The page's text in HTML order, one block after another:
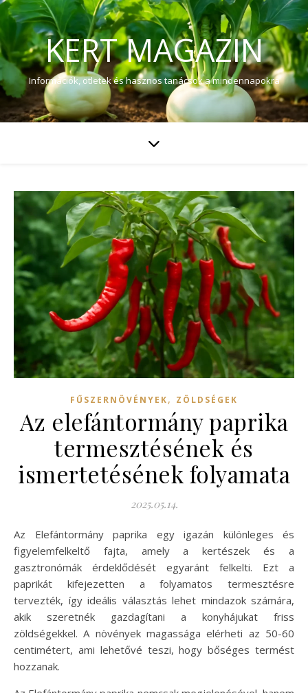
KERT MAGAZIN
Információk, ötletek és hasznos tanácsok a mindennapokra
FŰSZERNÖVÉNYEK, ZÖLDSÉGEK
Az elefántormány paprika
termesztésének és
ismertetésének folyamata
2025.05.14.
Az Elefántormány paprika egy igazán különleges és
figyelemfelkeltő fajta, amely a kertészek és a
gasztronómák érdeklődését egyaránt felkelti. Ezt a
paprikát kifejezetten a folyamatos termesztésre
tervezték, így ideális választás lehet mindazok számára,
akik szeretnék gazdagítani a konyhájukat friss
zöldségekkel. A növények magassága elérheti az 50-60
centimétert, ami lehetővé teszi, hogy bőséges termést
hozzanak.